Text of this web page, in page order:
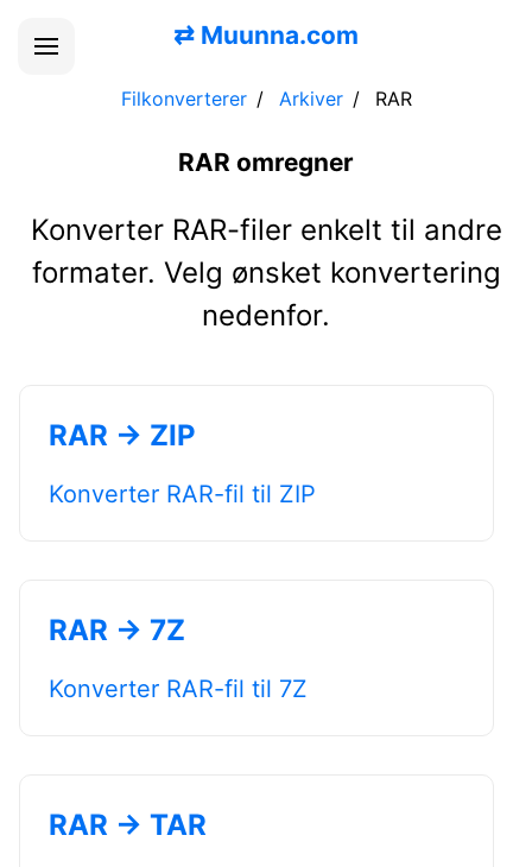
⇄ Muunna.com
Filkonverterer Arkiver RAR
RAR omregner
Konverter RAR-filer enkelt til andre
formater. Velg ønsket konvertering
nedenfor.
RAR → ZIP
Konverter RAR-fil til ZIP
RAR → 7Z
Konverter RAR-fil til 7Z
RAR → TAR